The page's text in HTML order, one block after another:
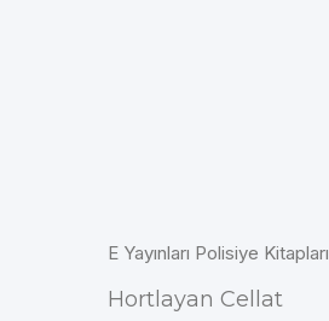
E Yayınları Polisiye Kitapları
Hortlayan Cellat